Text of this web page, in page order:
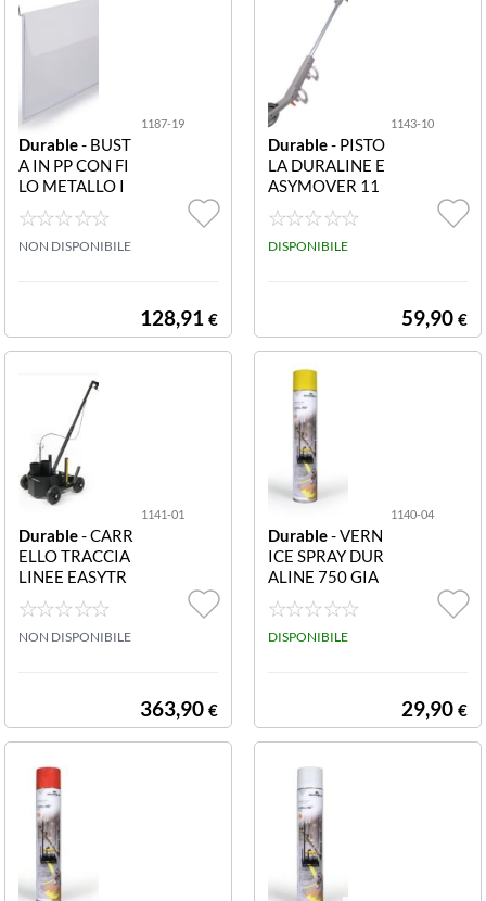
1187-19
Durable- BUST
A IN PP CON FI
LO METALLO I
NTEGRATO A4
ORIZZONTALE
CF50 BUSTE PP
to flessibile
NON DISPONIBILE
128,91 €
1143-10
Durable- PISTO
LA DURALINE E
ASYMOVER 11
43-10 PISTOLA
DURALINE EAS
YMOVER
DISPONIBILE
59,90 €
1141-01
Durable- CARR
ELLO TRACCIA
LINEE EASYTR
ACK 1141-01 C
arrello tracciali
nee EasyTrack
NON DISPONIBILE
363,90 €
1140-04
Durable- VERN
ICE SPRAY DUR
ALINE 750 GIA
LLA 1140-04 Ve
rnice spray DUR
ALINE 750 GIA
DISPONIBILE
29,90 €